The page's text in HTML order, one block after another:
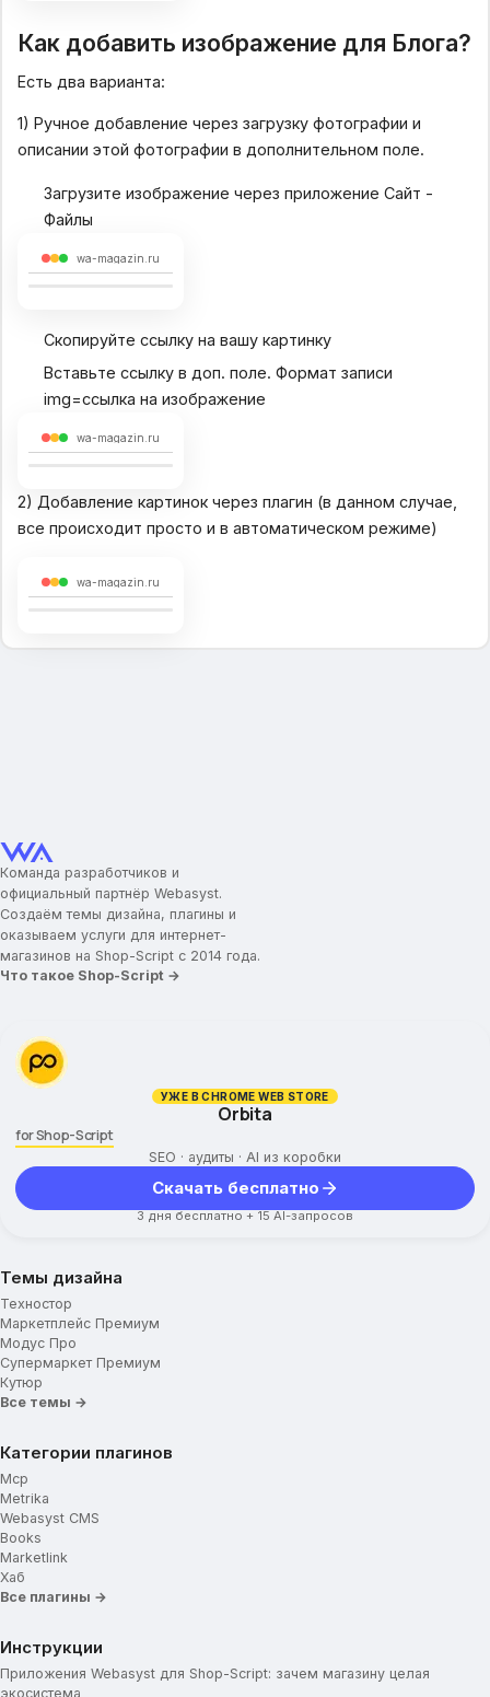
Аккордеон для страницы
Модальное окно
Как добавить изображение для Блога?
Есть два варианта:
1) Ручное добавление через загрузку фотографии и
описании этой фотографии в дополнительном поле.
Загрузите изображение через приложение Сайт -
Файлы
wa-magazin.ru
Скопируйте ссылку на вашу картинку
Вставьте ссылку в доп. поле. Формат записи
img=ссылка на изображение
wa-magazin.ru
2) Добавление картинок через плагин (в данном случае,
все происходит просто и в автоматическом режиме)
wa-magazin.ru
Команда разработчиков и
официальный партнёр Webasyst.
Создаём темы дизайна, плагины и
оказываем услуги для интернет-
магазинов на Shop-Script с 2014 года.
Что такое Shop-Script →
УЖЕ В CHROME WEB STORE
Orbita
for Shop-Script
SEO · аудиты · AI из коробки
Скачать бесплатно
3 дня бесплатно + 15 AI-запросов
Темы дизайна
Техностор
Маркетплейс Премиум
Модус Про
Супермаркет Премиум
Кутюр
Все темы →
Категории плагинов
Mcp
Metrika
Webasyst CMS
Books
Marketlink
Хаб
Все плагины →
Инструкции
Приложения Webasyst для Shop-Script: зачем магазину целая
экосистема